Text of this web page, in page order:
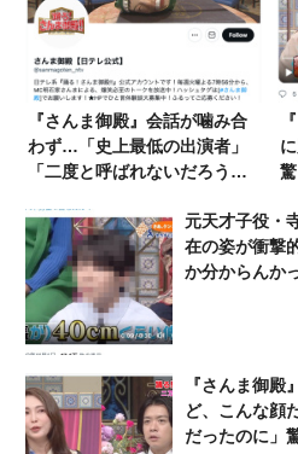
『さんま御殿』会話が噛み合
わず…「史上最低の出演者」
「二度と呼ばれないだろう
元天才子役・
在の姿が衝撃
か分からんか
『さんま御
ど、こんな顔
だったのに」